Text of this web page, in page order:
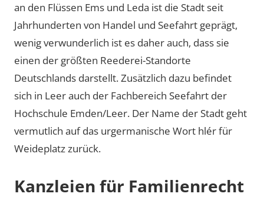
an den Flüssen Ems und Leda ist die Stadt seit
Jahrhunderten von Handel und Seefahrt geprägt,
wenig verwunderlich ist es daher auch, dass sie
einen der größten Reederei-Standorte
Deutschlands darstellt. Zusätzlich dazu befindet
sich in Leer auch der Fachbereich Seefahrt der
Hochschule Emden/Leer. Der Name der Stadt geht
vermutlich auf das urgermanische Wort hlér für
Weideplatz zurück.
Kanzleien für Familienrecht